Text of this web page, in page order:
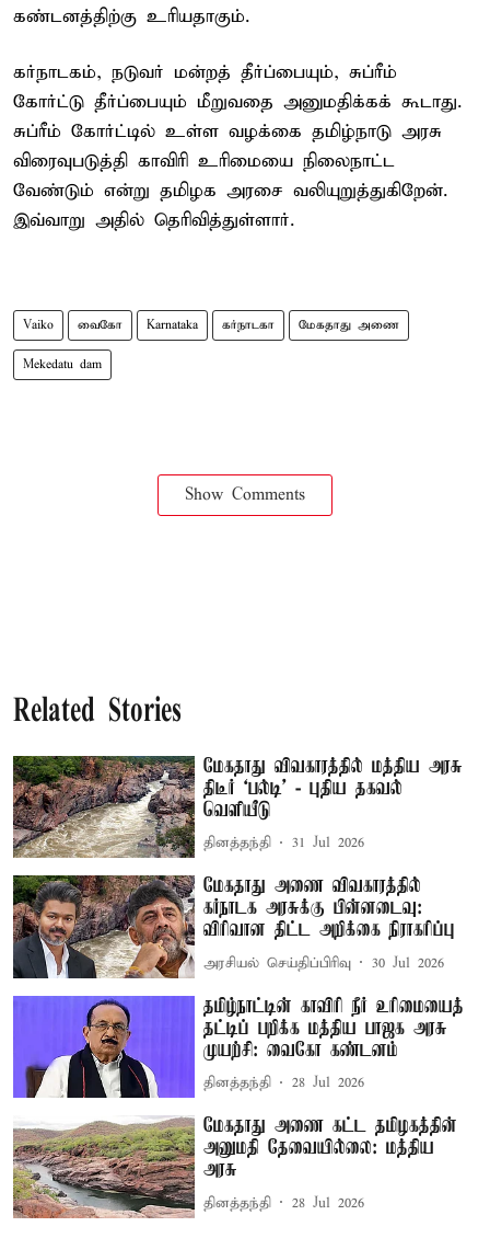
கண்டனத்திற்கு உரியதாகும்.
கர்நாடகம், நடுவர் மன்றத் தீர்ப்பையும், சுப்ரீம்
கோர்ட்டு தீர்ப்பையும் மீறுவதை அனுமதிக்கக் கூடாது.
சுப்ரீம் கோர்ட்டில் உள்ள வழக்கை தமிழ்நாடு அரசு
விரைவுபடுத்தி காவிரி உரிமையை நிலைநாட்ட
வேண்டும் என்று தமிழக அரசை வலியுறுத்துகிறேன்.
இவ்வாறு அதில் தெரிவித்துள்ளார்.
Vaiko வைகோ Karnataka கர்நாடகா மேகதாது அணை
Mekedatu dam
Show Comments
Related Stories
மேகதாது விவகாரத்தில் மத்திய அரசு
திடீர் ‘பல்டி’ - புதிய தகவல்
வெளியீடு
தினத்தந்தி 31 Jul 2026
மேகதாது அணை விவகாரத்தில்
கர்நாடக அரசுக்கு பின்னடைவு:
விரிவான திட்ட அறிக்கை நிராகரிப்பு
அரசியல் செய்திப்பிரிவு 30 Jul 2026
தமிழ்நாட்டின் காவிரி நீர் உரிமையைத்
தட்டிப் பறிக்க மத்திய பாஜக அரசு
முயற்சி: வைகோ கண்டனம்
தினத்தந்தி 28 Jul 2026
மேகதாது அணை கட்ட தமிழகத்தின்
அனுமதி தேவையில்லை: மத்திய
அரசு
தினத்தந்தி 28 Jul 2026